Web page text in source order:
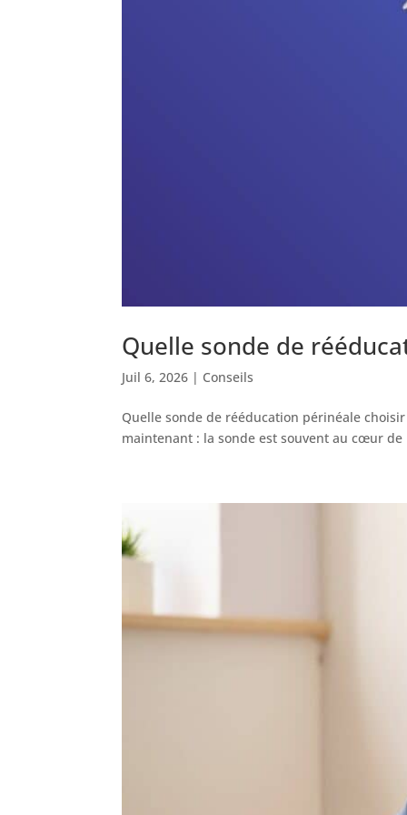
Quelle sonde de
Juil 6, 2026 | Conseils
Quelle sonde de rééducation périnéale
maintenant : la sonde est souvent au cœur